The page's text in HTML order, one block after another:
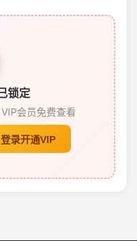
锁定
会员免费查看
登录开通VIP